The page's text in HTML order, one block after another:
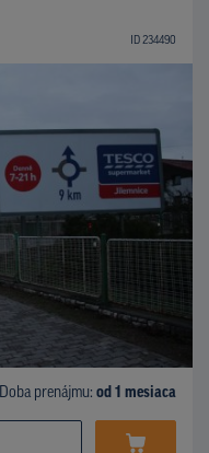
ID 234490
Doba prenájmu: od 1 mesiaca